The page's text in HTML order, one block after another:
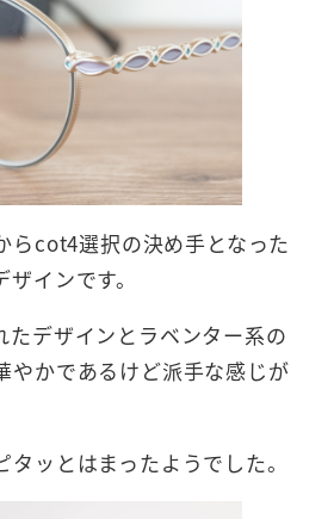
らcot4選択の決め手となった
インです。
たデザインとラベンター系の
やかであるけど派手な感じが
ッとはまったようでした。